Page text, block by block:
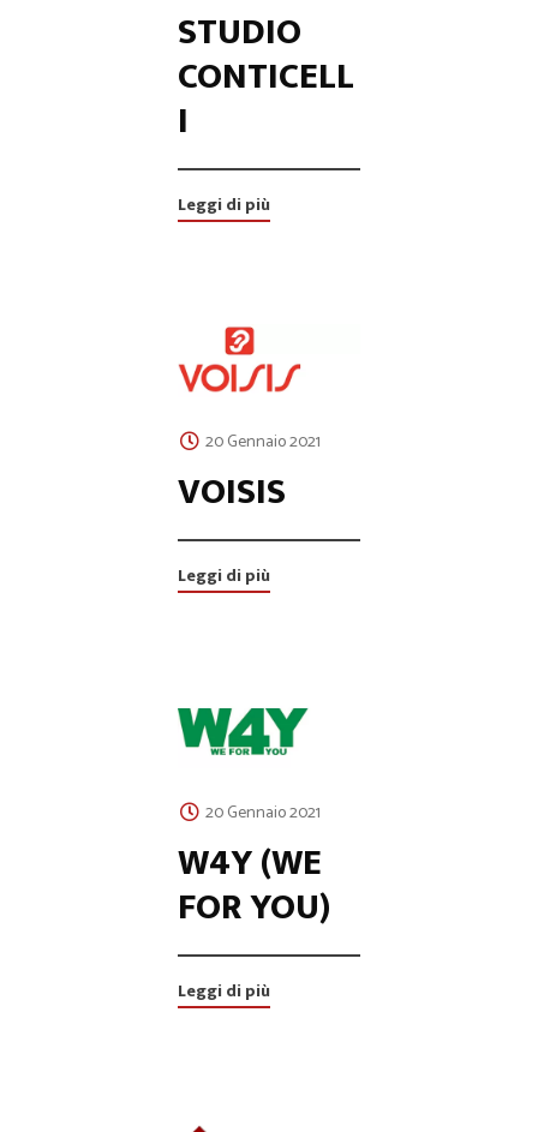
STUDIO
CONTICELL
I
Leggi di più
20 Gennaio 2021
VOISIS
Leggi di più
20 Gennaio 2021
W4Y (WE
FOR YOU)
Leggi di più